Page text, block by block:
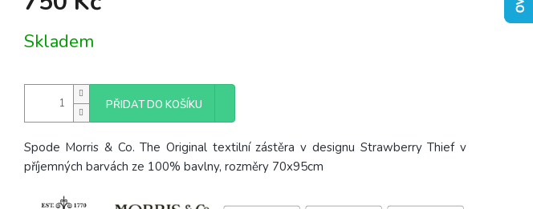
cena:
Skladem
PŘIDAT DO KOŠÍKU
Spode Morris & Co. The Original textilní zástěra v designu Strawberry Thief v
příjemných barvách ze 100% bavlny, rozměry 70x95cm